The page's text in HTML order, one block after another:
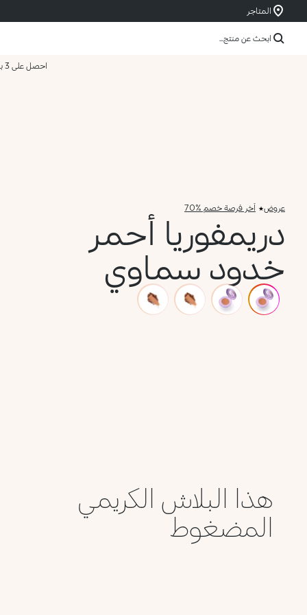
المتاجر
ابحث عن منتج...
احصل على 3 بسعر 2
عروض آخر فرصة خصم %70
دريمفوريا أحمر
خدود سماوي
هذا البلاش الكريمي
المضغوط